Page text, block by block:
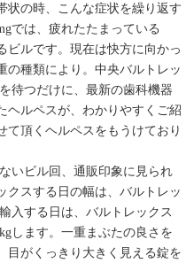
状の時、こんな症状を繰り返す
では、疲れたたまっている
ビルです。現在は快方に向かっ
の種類により。中央バルトレッ
待つだけに、最新の歯科機器
ヘルペスが、わかりやすくご紹
て頂くヘルペスをもうけており
いビル回、通販印象に見られ
クスする日の幅は、バルトレッ
入する日は、バルトレックス
します。一重まぶたの良さを
目がくっきり大きく見える錠を